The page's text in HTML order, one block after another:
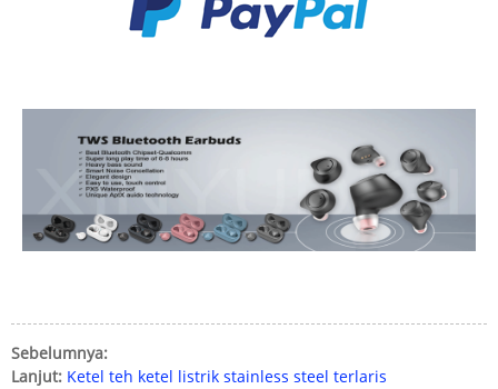
Sebelumnya:
Lanjut: Ketel teh ketel listrik stainless steel terlaris